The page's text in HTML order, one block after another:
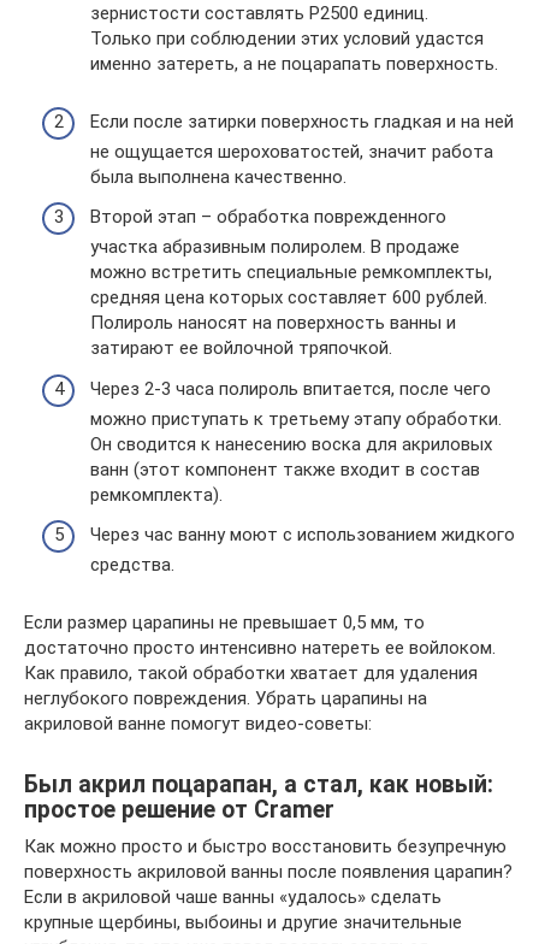
зернистости составлять Р2500 единиц.
Только при соблюдении этих условий удастся
именно затереть, а не поцарапать поверхность.
Если после затирки поверхность гладкая и на ней
не ощущается шероховатостей, значит работа
была выполнена качественно.
Второй этап – обработка поврежденного
участка абразивным полиролем. В продаже
можно встретить специальные ремкомплекты,
средняя цена которых составляет 600 рублей.
Полироль наносят на поверхность ванны и
затирают ее войлочной тряпочкой.
Через 2-3 часа полироль впитается, после чего
можно приступать к третьему этапу обработки.
Он сводится к нанесению воска для акриловых
ванн (этот компонент также входит в состав
ремкомплекта).
Через час ванну моют с использованием жидкого
средства.
Если размер царапины не превышает 0,5 мм, то
достаточно просто интенсивно натереть ее войлоком.
Как правило, такой обработки хватает для удаления
неглубокого повреждения. Убрать царапины на
акриловой ванне помогут видео-советы:
Был акрил поцарапан, а стал, как новый:
простое решение от Cramer
Как можно просто и быстро восстановить безупречную
поверхность акриловой ванны после появления царапин?
Если в акриловой чаше ванны «удалось» сделать
крупные щербины, выбоины и другие значительные